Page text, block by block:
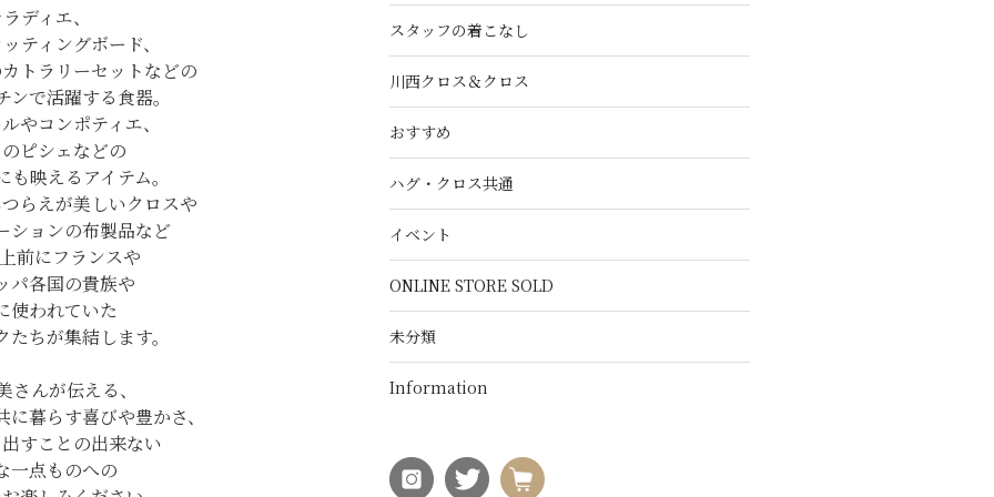
ディエ、
ティングボード、
トラリーセットなどの
ンで活躍する食器。
やコンポティエ、
ピシェなどの
も映えるアイテム。
らえが美しいクロスや
ションの布製品など
前にフランスや
パ各国の貴族や
使われていた
たちが集結します。
さんが伝える、
暮らす喜びや豊かさ、
すことの出来ない
一点ものへの
スタッフの着こなし
川西クロス＆クロス
おすすめ
ハグ・クロス共通
イベント
ONLINE STORE SOLD
未分類
Information